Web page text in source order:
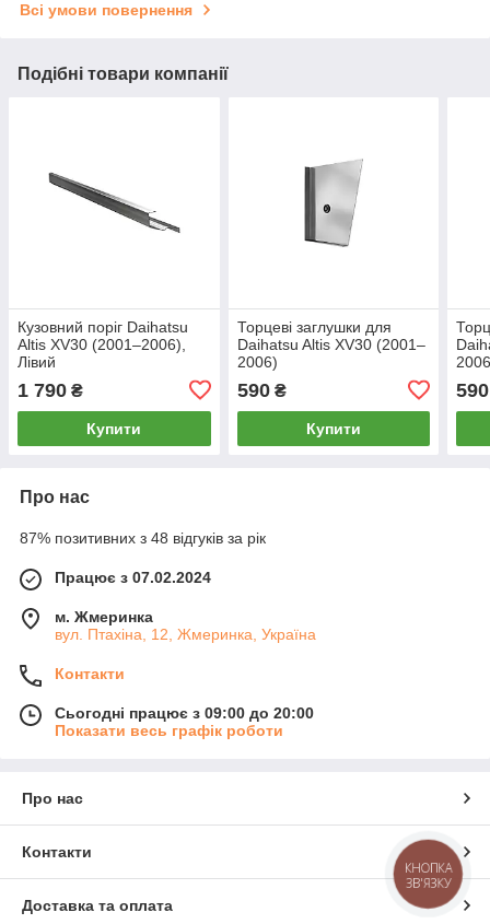
Всі умови повернення
Подібні товари компанії
Кузовний поріг Daihatsu
Altis XV30 (2001–2006),
Лівий
1 790 ₴
Купити
Торцеві заглушки для
Daihatsu Altis XV30 (2001–
2006)
590₴
Купити
590
Про нас
87% позитивних з 48 відгуків за рік
Працює з 07.02.2024
м. Жмеринка
вул. Птахіна, 12, Жмеринка, Україна
Контакти
Сьогодні працює з 09:00 до 20:00
Показати весь графік роботи
Про нас
Контакти
Доставка та оплата
КНОПКА
ЗВ'ЯЗКУ